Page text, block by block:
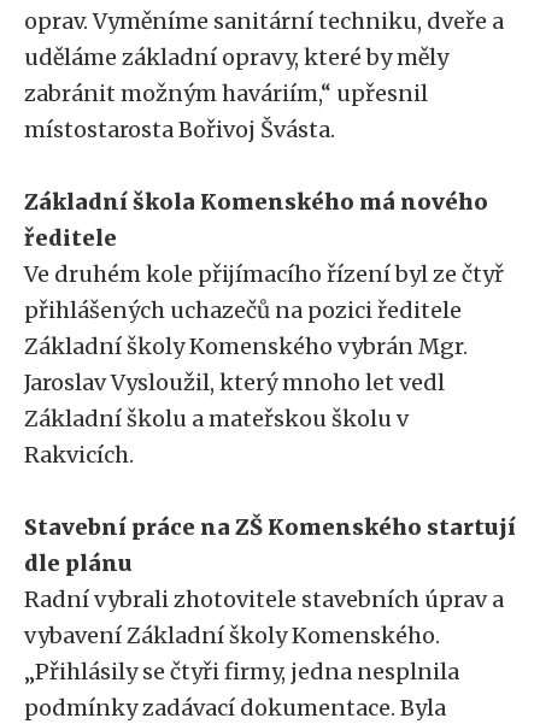
oprav. Vyměníme sanitární techniku, dveře a
uděláme základní opravy, které by měly
zabránit možným haváriím,“ upřesnil
místostarosta Bořivoj Švásta.
Základní škola Komenského má nového
ředitele
Ve druhém kole přijímacího řízení byl ze čtyř
přihlášených uchazečů na pozici ředitele
Základní školy Komenského vybrán Mgr.
Jaroslav Vysloužil, který mnoho let vedl
Základní školu a mateřskou školu v
Rakvicích.
Stavební práce na ZŠ Komenského startují
dle plánu
Radní vybrali zhotovitele stavebních úprav a
vybavení Základní školy Komenského.
„Přihlásily se čtyři firmy, jedna nesplnila
podmínky zadávací dokumentace. Byla